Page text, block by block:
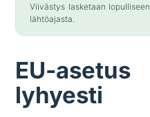
Viivästys lasketaan
lähtöajasta.
EU-
lyhyesti